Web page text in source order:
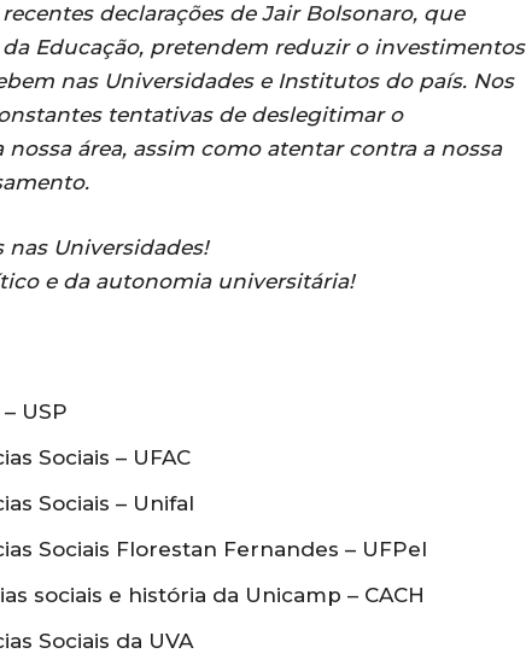
declarações de Jair Bolsonaro, que
Educação, pretendem reduzir o investimentos
nas Universidades e Institutos do país. Nos
tentativas de deslegitimar o
área, assim como atentar contra a nossa
nas Universidades!
e da autonomia universitária!
USP
Sociais – UFAC
Sociais – Unifal
Sociais Florestan Fernandes – UFPel
sociais e história da Unicamp – CACH
Sociais da UVA